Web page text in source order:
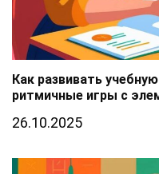
Как развивать
ритмичные игры с
26.10.2025